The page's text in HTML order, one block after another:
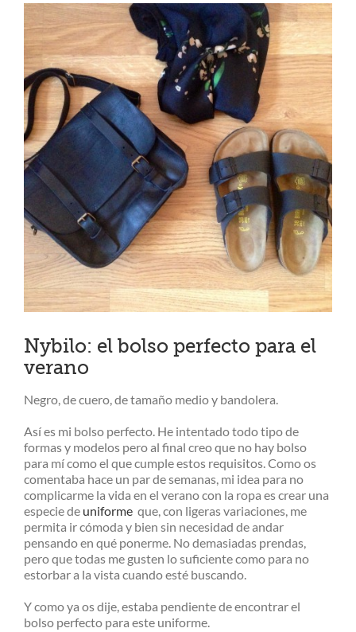
Ver
imagen
más
grande
Nybilo: el bolso perfecto para el
verano
Negro, de cuero, de tamaño medio y bandolera.
Así es mi bolso perfecto. He intentado todo tipo de
formas y modelos pero al final creo que no hay bolso
para mí como el que cumple estos requisitos. Como os
comentaba hace un par de semanas, mi idea para no
complicarme la vida en el verano con la ropa es crear una
especie de uniforme que, con ligeras variaciones, me
permita ir cómoda y bien sin necesidad de andar
pensando en qué ponerme. No demasiadas prendas,
pero que todas me gusten lo suficiente como para no
estorbar a la vista cuando esté buscando.
Y como ya os dije, estaba pendiente de encontrar el
bolso perfecto para este uniforme.